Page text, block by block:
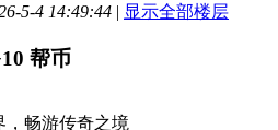
5-4 14:49:44 | 显示全部楼层
帮币
，畅游传奇之境